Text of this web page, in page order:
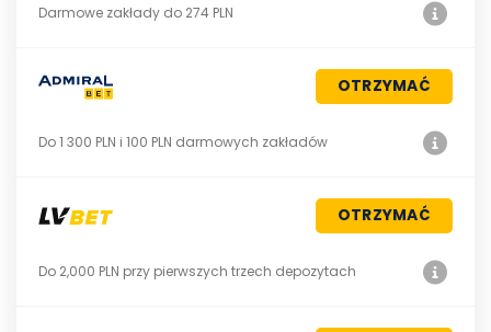
Darmowe zakłady do 274 PLN
OTRZYMAĆ
Do 1 300 PLN i 100 PLN darmowych zakładów
OTRZYMAĆ
Do 2,000 PLN przy pierwszych trzech depozytach